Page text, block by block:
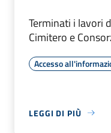
Terminati i lavori
Cimitero e
Accesso
LEGGI DI PIÙ